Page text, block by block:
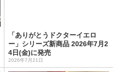
「ありがとうドクターイエロ
ー」シリーズ新商品 2026年7月2
4日(金)に発売
2026年7月21日